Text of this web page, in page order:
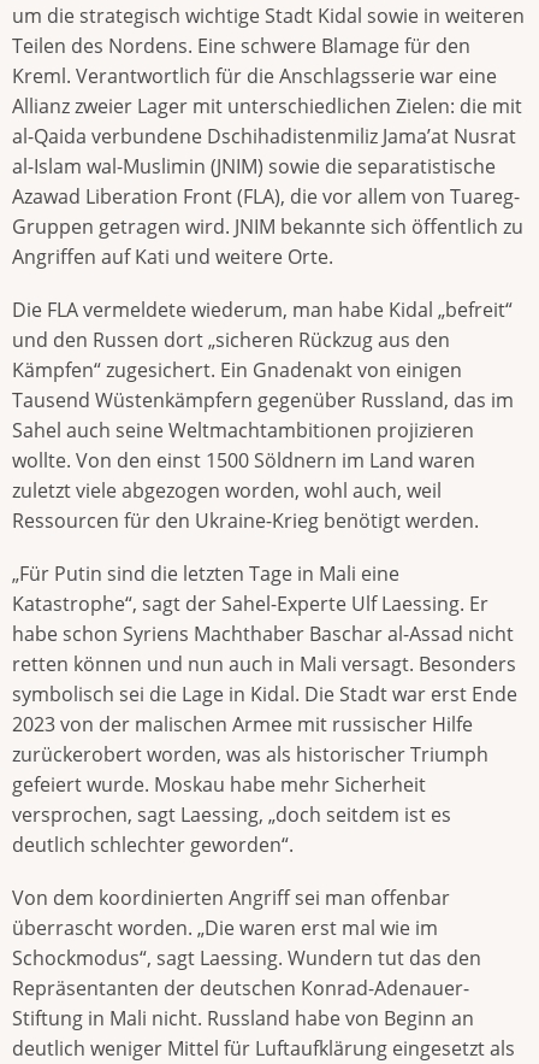
um die strategisch wichtige Stadt Kidal sowie in weiteren
Teilen des Nordens. Eine schwere Blamage für den
Kreml. Verantwortlich für die Anschlagsserie war eine
Allianz zweier Lager mit unterschiedlichen Zielen: die mit
al-Qaida verbundene Dschihadistenmiliz Jama’at Nusrat
al-Islam wal-Muslimin (JNIM) sowie die separatistische
Azawad Liberation Front (FLA), die vor allem von Tuareg-
Gruppen getragen wird. JNIM bekannte sich öffentlich zu
Angriffen auf Kati und weitere Orte.
Die FLA vermeldete wiederum, man habe Kidal „befreit“
und den Russen dort „sicheren Rückzug aus den
Kämpfen“ zugesichert. Ein Gnadenakt von einigen
Tausend Wüstenkämpfern gegenüber Russland, das im
Sahel auch seine Weltmachtambitionen projizieren
wollte. Von den einst 1500 Söldnern im Land waren
zuletzt viele abgezogen worden, wohl auch, weil
Ressourcen für den Ukraine-Krieg benötigt werden.
„Für Putin sind die letzten Tage in Mali eine
Katastrophe“, sagt der Sahel-Experte Ulf Laessing. Er
habe schon Syriens Machthaber Baschar al-Assad nicht
retten können und nun auch in Mali versagt. Besonders
symbolisch sei die Lage in Kidal. Die Stadt war erst Ende
2023 von der malischen Armee mit russischer Hilfe
zurückerobert worden, was als historischer Triumph
gefeiert wurde. Moskau habe mehr Sicherheit
versprochen, sagt Laessing, „doch seitdem ist es
deutlich schlechter geworden“.
Von dem koordinierten Angriff sei man offenbar
überrascht worden. „Die waren erst mal wie im
Schockmodus“, sagt Laessing. Wundern tut das den
Repräsentanten der deutschen Konrad-Adenauer-
Stiftung in Mali nicht. Russland habe von Beginn an
deutlich weniger Mittel für Luftaufklärung eingesetzt als